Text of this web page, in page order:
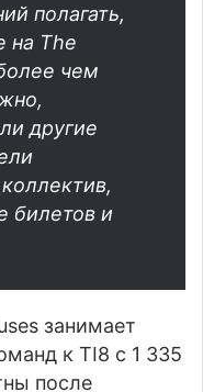
полагать,
на The
чем
другие
билетов и
занимает
к TI8 с 1 335
после